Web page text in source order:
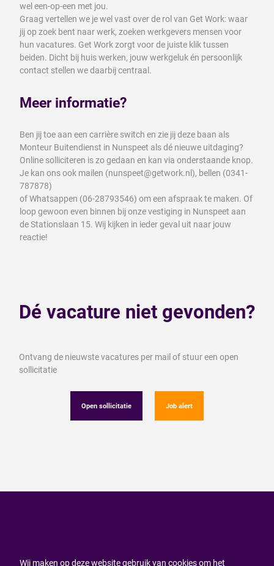
wel een-op-een met jou.
Graag vertellen we je wel vast over de rol van Get Work: waar
jij op zoek bent naar werk, zoeken werkgevers mensen voor
hun vacatures. Get Work zorgt voor de juiste klik tussen
beiden. Dicht bij huis werken, jouw werkgeluk én persoonlijk
contact stellen we daarbij centraal.
Meer informatie?
Ben jij toe aan een carrière switch en zie jij deze baan als
Monteur Buitendienst in Nunspeet als dé nieuwe uitdaging?
Online solliciteren is zo gedaan en kan via onderstaande knop.
Je kan ons ook mailen (nunspeet@getwork.nl), bellen (0341-
787878)
of Whatsappen (06-28793546) om een afspraak te maken. Of
loop gewoon even binnen bij onze vestiging in Nunspeet aan
de Stationslaan 15. Wij kijken in ieder geval uit naar jouw
reactie!
Dé vacature niet gevonden?
Ontvang de nieuwste vacatures per mail of stuur een open
sollicitatie
Open sollicitatie Job alert
Wij maken op deze website gebruik van cookies om het